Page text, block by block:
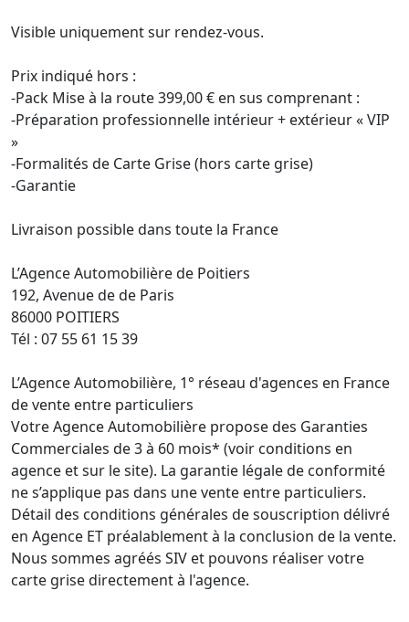
Visible uniquement sur rendez-vous.
Prix indiqué hors :
-Pack Mise à la route 399,00 € en sus comprenant :
-Préparation professionnelle intérieur + extérieur « VIP
»
-Formalités de Carte Grise (hors carte grise)
-Garantie
Livraison possible dans toute la France
L’Agence Automobilière de Poitiers
192, Avenue de de Paris
86000 POITIERS
Tél : 07 55 61 15 39
L’Agence Automobilière, 1° réseau d'agences en France
de vente entre particuliers
Votre Agence Automobilière propose des Garanties
Commerciales de 3 à 60 mois* (voir conditions en
agence et sur le site). La garantie légale de conformité
ne s’applique pas dans une vente entre particuliers.
Détail des conditions générales de souscription délivré
en Agence ET préalablement à la conclusion de la vente.
Nous sommes agréés SIV et pouvons réaliser votre
carte grise directement à l'agence.